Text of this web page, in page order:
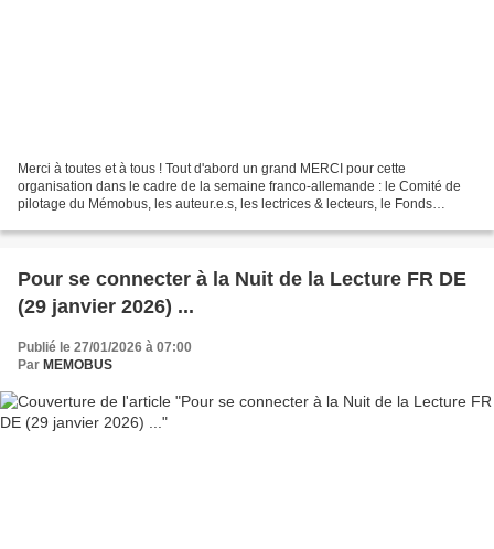
Merci à toutes et à tous ! Tout d'abord un grand MERCI pour cette
organisation dans le cadre de la semaine franco-allemande : le Comité de
pilotage du Mémobus, les auteur.e.s, les lectrices & lecteurs, le Fonds
Pour se connecter à la Nuit de la Lecture FR DE
(29 janvier 2026) ...
Publié le 27/01/2026 à 07:00
Par MEMOBUS